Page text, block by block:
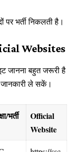
पर भर्ती निकलती है।
Websites
जानना बहुत जरूरी है
ले सकें।
भर्ती
Official
Website